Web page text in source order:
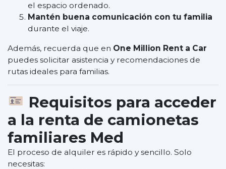
el espacio ordenado.
Mantén buena comunicación con tu familia
durante el viaje.
Además, recuerda que en One Million Rent a Car
puedes solicitar asistencia y recomendaciones de
rutas ideales para familias.
Requisitos para acceder
a la renta de camionetas
familiares Med
El proceso de alquiler es rápido y sencillo. Solo
necesitas: